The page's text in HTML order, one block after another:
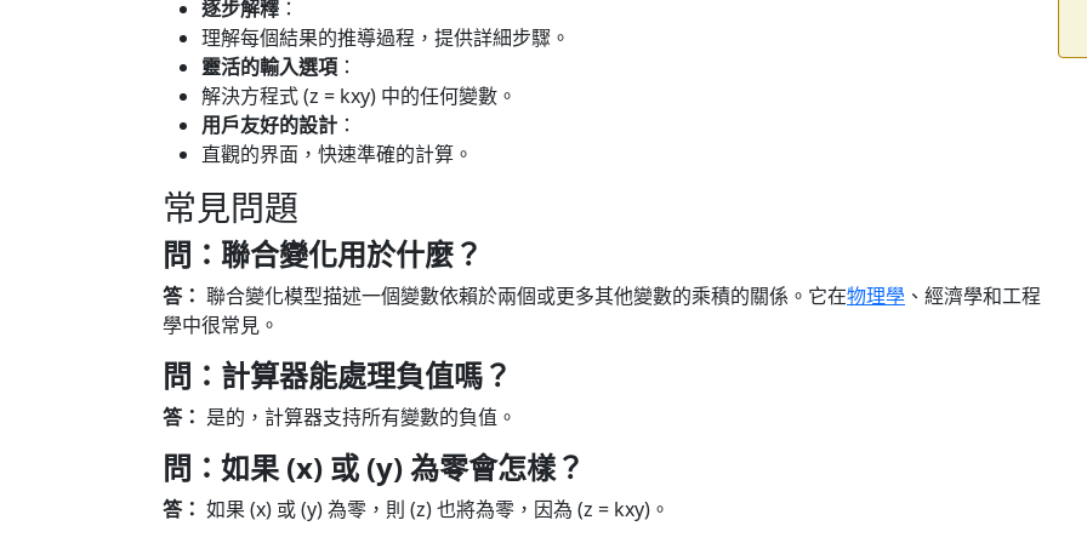
逐步解釋 ：
理解每個結果的推導過程，提供詳細步驟。
靈活的輸入選項 ：
解決方程式 (z = kxy) 中的任何變數。
用戶友好的設計 ：
直觀的界面，快速準確的計算。
常見問題
問：聯合變化用於什麼？
答： 聯合變化模型描述一個變數依賴於兩個或更多其他變數的乘積的關係。它在物理學 、經濟學和工程
學中很常見。
問：計算器能處理負值嗎？
答： 是的，計算器支持所有變數的負值。
問：如果 (x) 或 (y) 為零會怎樣？
答： 如果 (x) 或 (y) 為零，則 (z) 也將為零，因為 (z = kxy)。